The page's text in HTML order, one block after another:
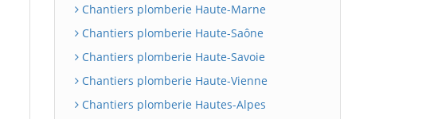
Chantiers plomberie Haute-Marne
Chantiers plomberie Haute-Saône
Chantiers plomberie Haute-Savoie
Chantiers plomberie Haute-Vienne
Chantiers plomberie Hautes-Alpes